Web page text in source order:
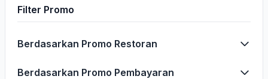
Filter Promo
Berdasarkan Promo Restoran
Berdasarkan Promo Pembayaran